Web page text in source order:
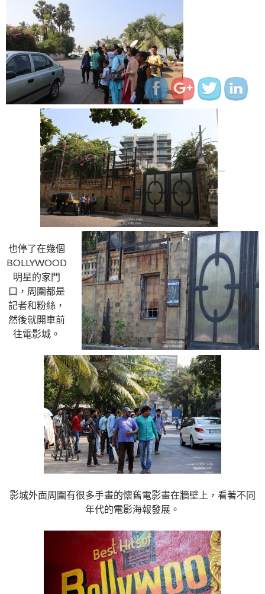
也停了在幾個
BOLLYWOOD
明星的家門
口，周圍都是
記者和粉絲，
然後就開車前
往電影城。
影城外面周圍有很多手畫的懷舊電影畫在牆壁上，看著不同
年代的電影海報發展。